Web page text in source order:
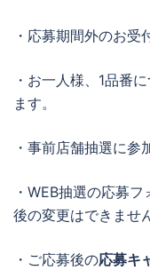
・応募期間外のお受
・お一人様、1品番
ます。
・事前店舗抽選に参
・WEB抽選の応募
後の変更はできませ
・ご応募後の応募キ